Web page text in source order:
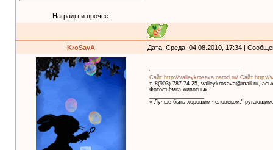
Награды и прочее:
KroSavA Дата: Среда, 04.08.2010, 17:34 |
Сайт http://valleykrosava.narod.ru/ Сайт http://
т. 8(903) 787-74-25, valleykrosava@mail.ru,
Фотосъёмка животных.
« Лучше быть хорошим человеком,"